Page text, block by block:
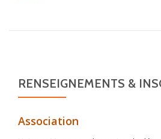
RENSEIGNEMENTS &
Association